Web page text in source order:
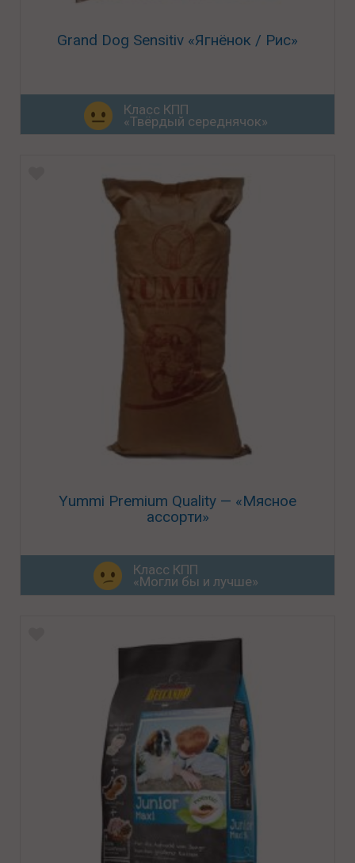
Grand Dog Sensitiv «Ягнёнок / Рис»
Класс КПП
«Твёрдый середнячок»
Yummi Premium Quality — «Мясное
ассорти»
Класс КПП
«Могли бы и лучше»